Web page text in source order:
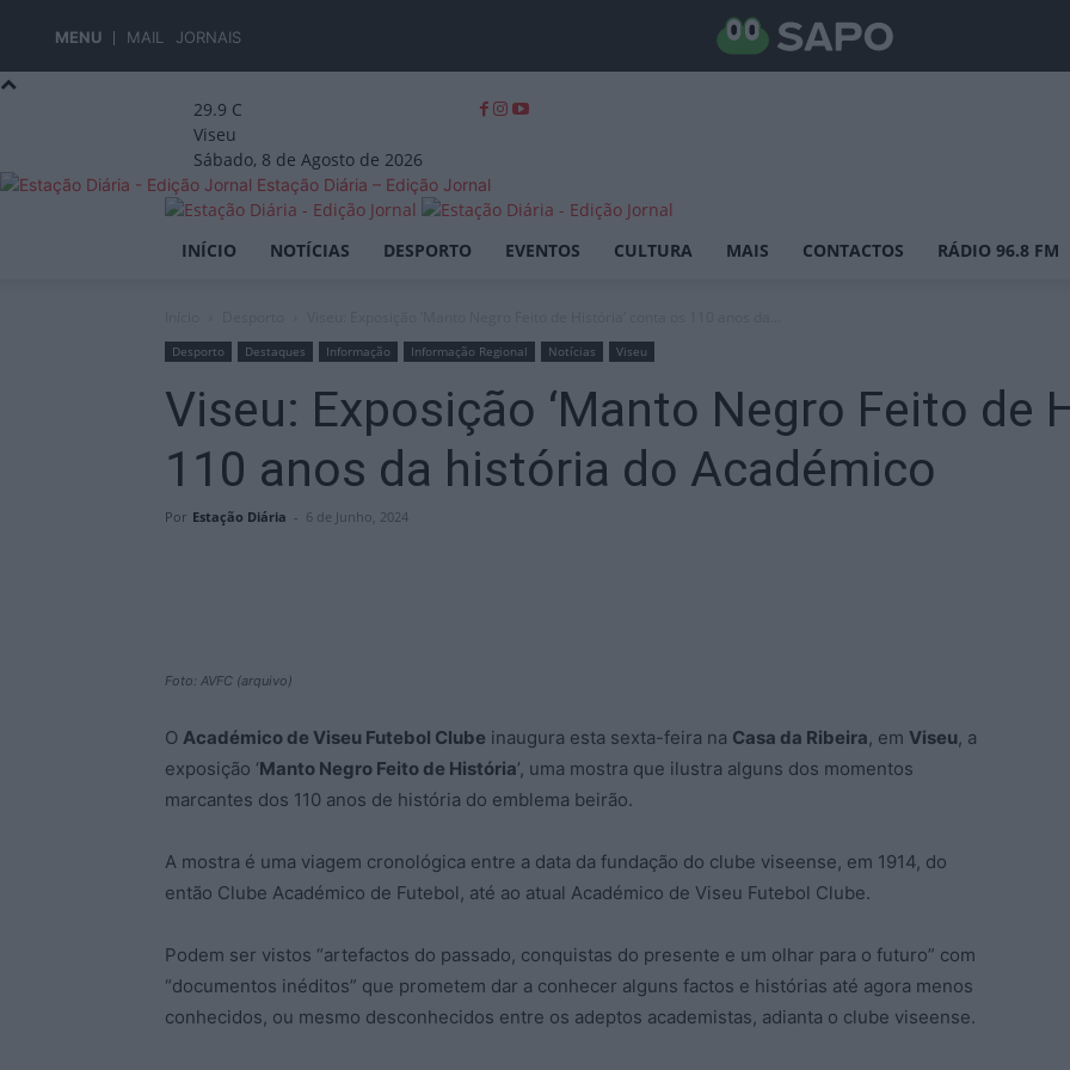
MENU MAIL JORNAIS
29.9 C
Viseu
Sábado, 8 de Agosto de 2026
Estação Diária – Edição Jornal
INÍCIO NOTÍCIAS DESPORTO EVENTOS CULTURA MAIS CONTACTOS RÁDIO 96.8 FM
Desporto Destaques Informação Informação Regional Notícias Viseu
Viseu: Exposição ‘Manto Negro Feito de
110 anos da história do Académico
Por Estação Diária - 6 de Junho, 2024
Foto: AVFC (arquivo)
O Académico de Viseu Futebol Clube inaugura esta sexta-feira na Casa da Ribeira, em Viseu, a
exposição ‘Manto Negro Feito de História’, uma mostra que ilustra alguns dos momentos
marcantes dos 110 anos de história do emblema beirão.
A mostra é uma viagem cronológica entre a data da fundação do clube viseense, em 1914, do
então Clube Académico de Futebol, até ao atual Académico de Viseu Futebol Clube.
Podem ser vistos “artefactos do passado, conquistas do presente e um olhar para o futuro” com
“documentos inéditos” que prometem dar a conhecer alguns factos e histórias até agora menos
conhecidos, ou mesmo desconhecidos entre os adeptos academistas, adianta o clube viseense.